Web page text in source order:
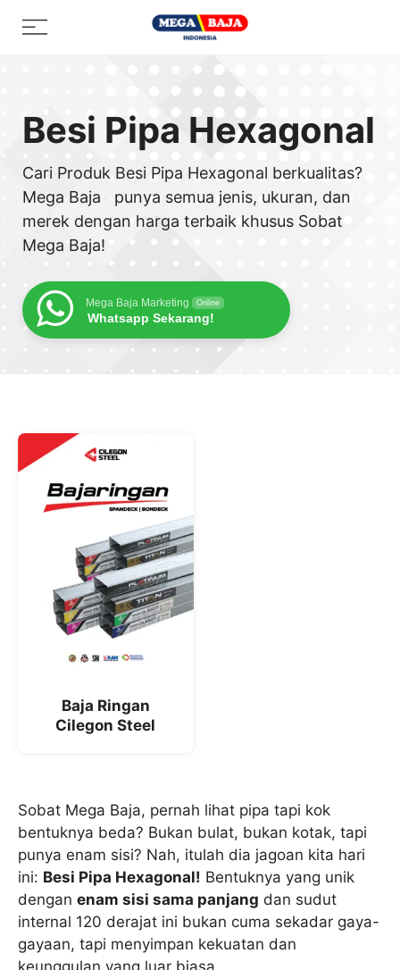
Menu
Besi Pipa Hexagonal
Cari Produk Besi Pipa Hexagonal berkualitas?
Mega Baja punya semua jenis, ukuran, dan
merek dengan harga terbaik khusus Sobat
Mega Baja!
Mega Baja Marketing Online
Whatsapp Sekarang!
Baja Ringan
Cilegon Steel
Sobat Mega Baja, pernah lihat pipa tapi kok
bentuknya beda? Bukan bulat, bukan kotak, tapi
punya enam sisi? Nah, itulah dia jagoan kita hari
ini: Besi Pipa Hexagonal! Bentuknya yang unik
dengan enam sisi sama panjang dan sudut
internal 120 derajat ini bukan cuma sekadar gaya-
gayaan, tapi menyimpan kekuatan dan